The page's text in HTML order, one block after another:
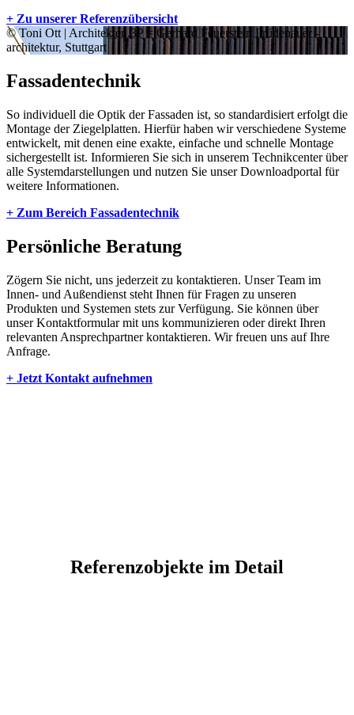
+ Zu unserer Referenzübersicht
© Toni Ott | Architekten.3P = Gerhard Feuerstein I rüdenauer -
architektur, Stuttgart
Fassadentechnik
So individuell die Optik der Fassaden ist, so standardisiert erfolgt die
Montage der Ziegelplatten. Hierfür haben wir verschiedene Systeme
entwickelt, mit denen eine exakte, einfache und schnelle Montage
sichergestellt ist. Informieren Sie sich in unserem Technikcenter über
alle Systemdarstellungen und nutzen Sie unser Downloadportal für
weitere Informationen.
+ Zum Bereich Fassadentechnik
Persönliche Beratung
Zögern Sie nicht, uns jederzeit zu kontaktieren. Unser Team im
Innen- und Außendienst steht Ihnen für Fragen zu unseren
Produkten und Systemen stets zur Verfügung. Sie können über
unser Kontaktformular mit uns kommunizieren oder direkt Ihren
relevanten Ansprechpartner kontaktieren. Wir freuen uns auf Ihre
Anfrage.
+ Jetzt Kontakt aufnehmen
Referenzobjekte im Detail